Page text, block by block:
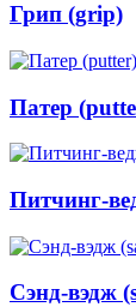
Грип (grip)
Патер
Питчинг-
Сэнд-вэдж